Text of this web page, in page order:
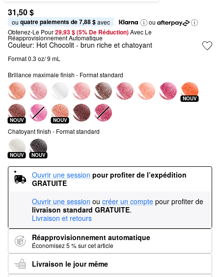
31,50 $
ou quatre paiements de 7,88 $ avec
ou
Obtenez-Le Pour29,93 $ (5% De Réduction) Avec Le
Réapprovisionnement Automatique
Couleur: Hot Chocolit - brun riche et chatoyant
Format 0.3 oz/ 9 mL
Brillance maximale finish - Format standard
NOUV
NOUV NOUV
Chatoyant finish - Format standard
NOUV NOUV
Ouvrir une session pour profiter de l’expédition
GRATUITE
Ouvrir une session ou créer un compte pour profiter de
livraison standard GRATUITE.
Livraison et retours
Réapprovisionnement automatique
Économisez 5 % sur cet article
Livraison le jour même